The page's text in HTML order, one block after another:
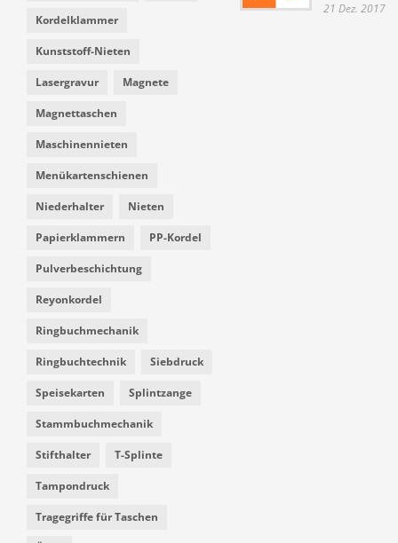
Kordelklammer
Kunststoff-Nieten
Lasergravur Magnete
Magnettaschen
Maschinennieten
Menükartenschienen
Niederhalter Nieten
Papierklammern PP-Kordel
Pulverbeschichtung
Reyonkordel
Ringbuchmechanik
Ringbuchtechnik Siebdruck
Speisekarten Splintzange
Stammbuchmechanik
Stifthalter T-Splinte
Tampondruck
Tragegriffe für Taschen
21 Dez. 2017